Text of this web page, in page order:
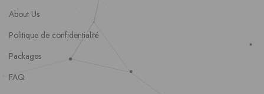
About Us
Politique de confidentialité
Packages
FAQ